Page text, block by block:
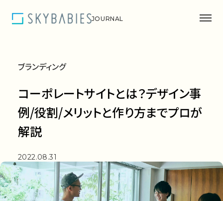
JOURNAL
ウェルビーイング
ブランディング
採用
コーポレートサイトとは？デザイン事
例/役割/メリットと作り方までプロが
解説
ブランディング
2022.08.31